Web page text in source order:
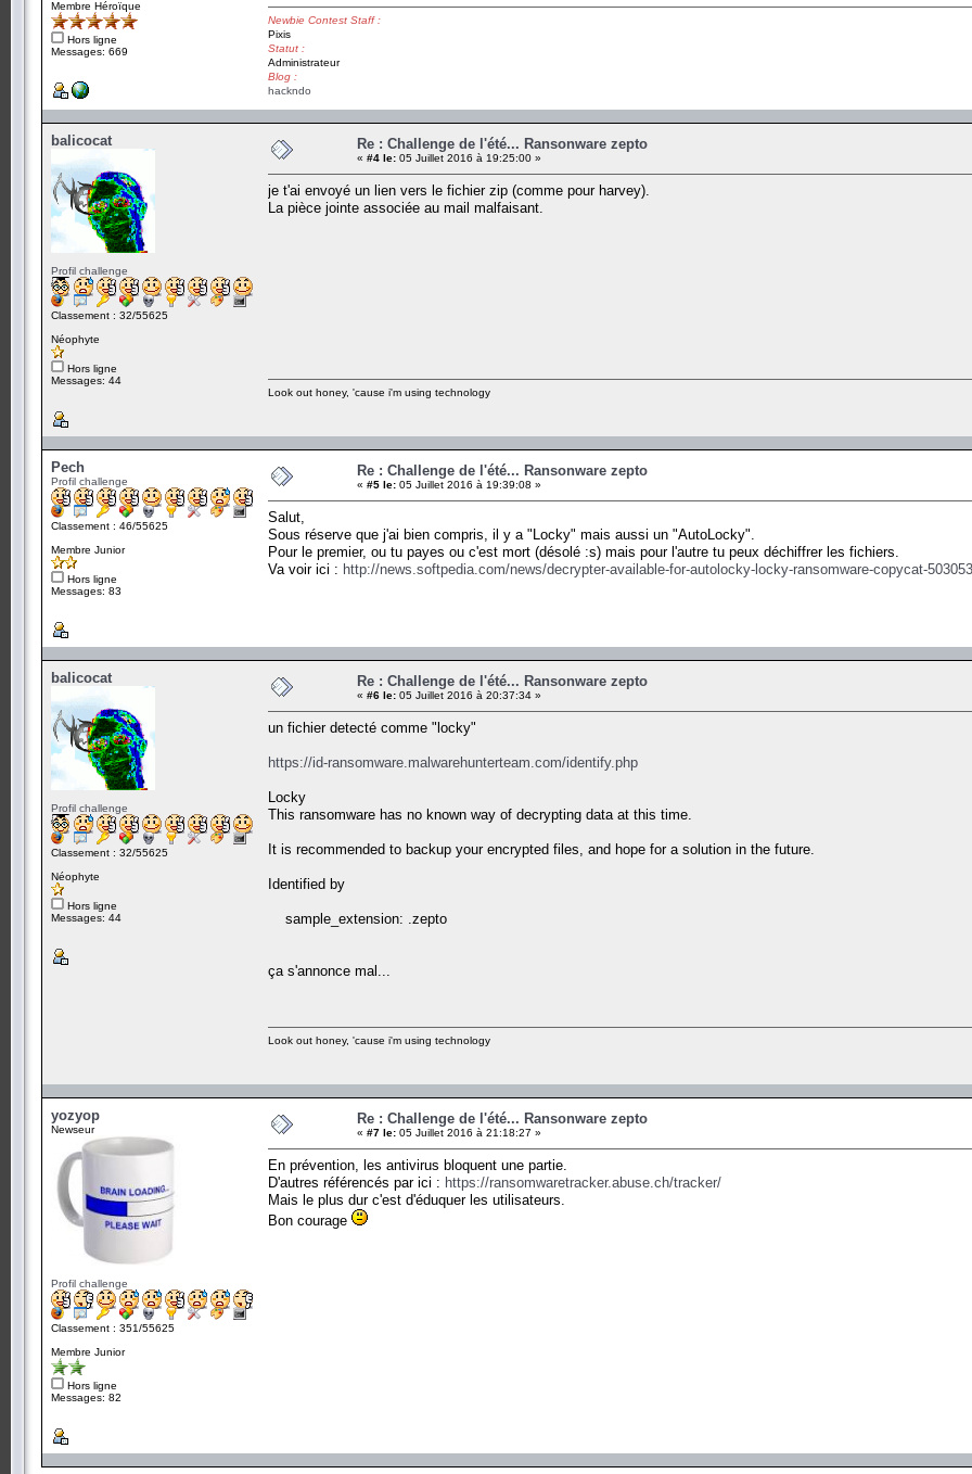
Membre Héroïque
Hors ligne
Messages: 669
Newbie Contest Staff :
Pixis
Statut :
Administrateur
Blog :
hackndo
balicocat
Profil challenge
Classement : 32/55625
Néophyte
Hors ligne
Messages: 44
Re : Challenge de l'été... Ransonware zepto
« #4 le: 05 Juillet 2016 à 19:25:00 »
je t'ai envoyé un lien vers le fichier zip (comme pour harvey).
La pièce jointe associée au mail malfaisant.
Look out honey, 'cause i'm using technology
Pech
Profil challenge
Classement : 46/55625
Membre Junior
Hors ligne
Messages: 83
Re : Challenge de l'été... Ransonware zepto
« #5 le: 05 Juillet 2016 à 19:39:08 »
Salut,
Sous réserve que j'ai bien compris, il y a "Locky" mais aussi un "AutoLocky".
Pour le premier, ou tu payes ou c'est mort (désolé :s) mais pour l'autre tu peux déchiffrer les fichiers.
Va voir ici : http://news.softpedia.com/news/decrypter-available-for-autolocky-locky-ransomware-copycat-
balicocat
Profil challenge
Classement : 32/55625
Néophyte
Hors ligne
Messages: 44
Re : Challenge de l'été... Ransonware zepto
« #6 le: 05 Juillet 2016 à 20:37:34 »
un fichier detecté comme "locky"
https://id-ransomware.malwarehunterteam.com/identify.php
Locky
This ransomware has no known way of decrypting data at this time.
It is recommended to backup your encrypted files, and hope for a solution in the future.
Identified by
sample_extension: .zepto
ça s'annonce mal...
Look out honey, 'cause i'm using technology
yozyop
Newseur
Profil challenge
Classement : 351/55625
Membre Junior
Hors ligne
Messages: 82
Re : Challenge de l'été... Ransonware zepto
« #7 le: 05 Juillet 2016 à 21:18:27 »
En prévention, les antivirus bloquent une partie.
D'autres référencés par ici : https://ransomwaretracker.abuse.ch/tracker/
Mais le plus dur c'est d'éduquer les utilisateurs.
Bon courage